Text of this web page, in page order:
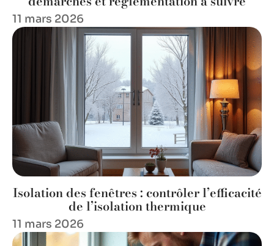
11 mars 2026
Isolation des fenêtres : contrôler l’efficacité
de l’isolation thermique
11 mars 2026